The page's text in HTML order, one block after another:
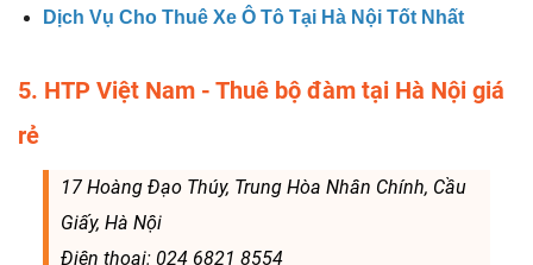
Dịch Vụ Cho Thuê Xe Ô Tô Tại Hà Nội Tốt Nhất
5. HTP Việt Nam - Thuê bộ đàm tại Hà Nội giá
rẻ
17 Hoàng Đạo Thúy, Trung Hòa Nhân Chính, Cầu
Giấy, Hà Nội
Điện thoại: 024 6821 8554